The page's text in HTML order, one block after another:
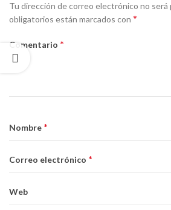
Tu dirección de correo electrónico no será
obligatorios están marcados con *
Comentario *
Nombre *
Correo electrónico *
Web